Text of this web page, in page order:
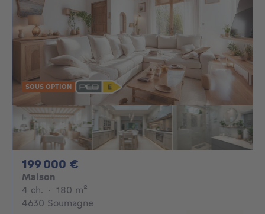
SOUS OPTION
199 000 €
Maison
4 ch. 4 chambres
· 180 m²
4630 Soumagne